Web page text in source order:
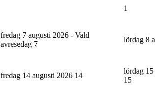
1
fredag 7 augusti 2026 - Vald
avresedag 7
lördag 8
fredag 14 augusti 2026 14
lördag
15